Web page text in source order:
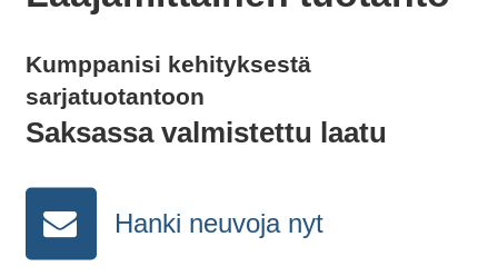
Kumppanisi kehityksestä
sarjatuotantoon
Saksassa valmistettu laatu
Hanki neuvoja nyt